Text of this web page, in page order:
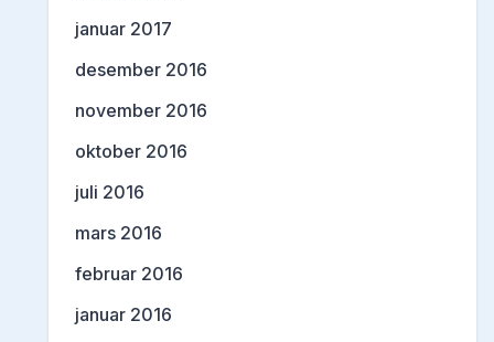
januar 2017
desember 2016
november 2016
oktober 2016
juli 2016
mars 2016
februar 2016
januar 2016